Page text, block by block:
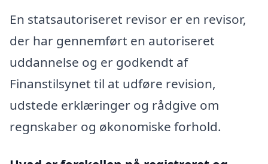
En statsautoriseret revisor er en revisor,
der har gennemført en autoriseret
uddannelse og er godkendt af
Finanstilsynet til at udføre revision,
udstede erklæringer og rådgive om
regnskaber og økonomiske forhold.